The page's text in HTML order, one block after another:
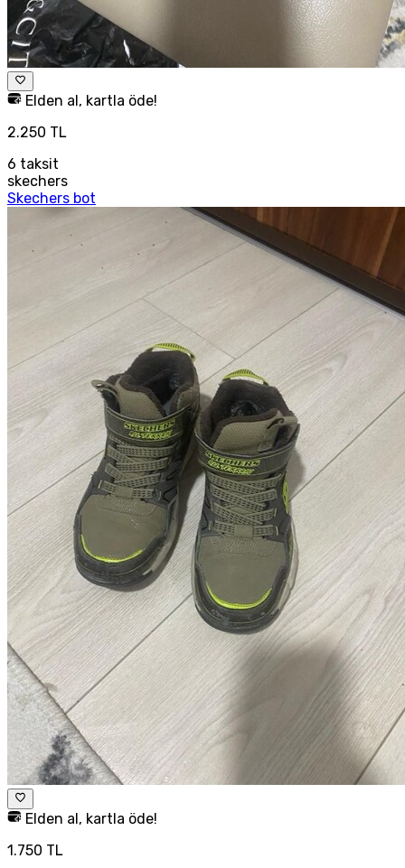
Elden al, kartla öde!
2.250 TL
6 taksit
skechers
Skechers bot
Elden al, kartla öde!
1.750 TL